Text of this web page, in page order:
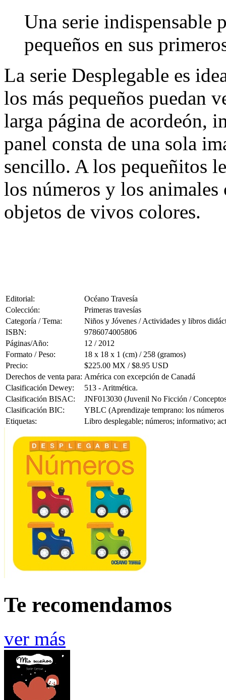
Una serie indispensable
pequeños en sus
La serie Desplegable es
los más pequeños puedan
larga página de acordeón,
panel consta de una sola
sencillo. A los pequeñitos
los números y los
objetos de vivos colores.
Editorial:
Océano Travesía
Colección:
Primeras travesías
Categoría / Tema:
Niños y Jóvenes / Actividades y libros
ISBN:
9786074005806
Páginas/Año:
12 / 2012
Formato / Peso:
18 x 18 x 1 (cm) / 258 (gramos)
Precio:
$225.00 MX / $8.95 USD
Derechos de venta para: América con excepción de Canadá
Clasificación Dewey:
513 - Aritmética.
Clasificación BISAC:
JNF013030 (Juvenil No Ficción /
Clasificación BIC:
YBLC (Aprendizaje temprano: los números
Etiquetas:
Libro desplegable; números; informativo;
Te recomendamos
ver más